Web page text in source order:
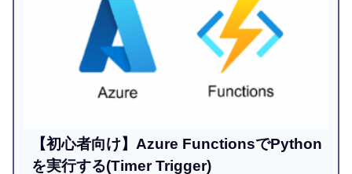
【初心者向け】Azure FunctionsでPython
を実行する(Timer Trigger)